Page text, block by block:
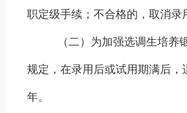
职定级手续；不合格的，取消录
（二）为加强选调生培养
规定，在录用后或试用期满后，
年。